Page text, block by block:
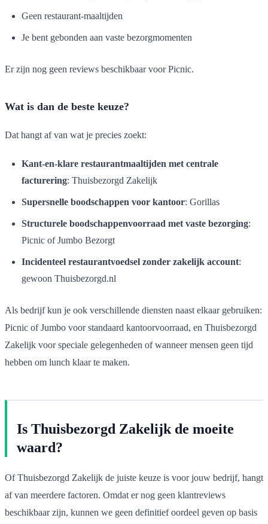
Geen restaurant-maaltijden
Je bent gebonden aan vaste bezorgmomenten
Er zijn nog geen reviews beschikbaar voor Picnic.
Wat is dan de beste keuze?
Dat hangt af van wat je precies zoekt:
Kant-en-klare restaurantmaaltijden met centrale
facturering: Thuisbezorgd Zakelijk
Supersnelle boodschappen voor kantoor: Gorillas
Structurele boodschappenvoorraad met vaste bezorging:
Picnic of Jumbo Bezorgt
Incidenteel restaurantvoedsel zonder zakelijk account:
gewoon Thuisbezorgd.nl
Als bedrijf kun je ook verschillende diensten naast elkaar gebruiken:
Picnic of Jumbo voor standaard kantoorvoorraad, en Thuisbezorgd
Zakelijk voor speciale gelegenheden of wanneer mensen geen tijd
hebben om lunch klaar te maken.
Is Thuisbezorgd Zakelijk de moeite
waard?
Of Thuisbezorgd Zakelijk de juiste keuze is voor jouw bedrijf, hangt
af van meerdere factoren. Omdat er nog geen klantreviews
beschikbaar zijn, kunnen we geen definitief oordeel geven op basis